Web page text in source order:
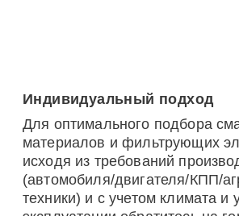
Индивидуальный подход
Для оптимального подбора
материалов и фильтрующих
исходя из требований
(автомобиля/двигателя/КПП/
техники) и с учетом климата и